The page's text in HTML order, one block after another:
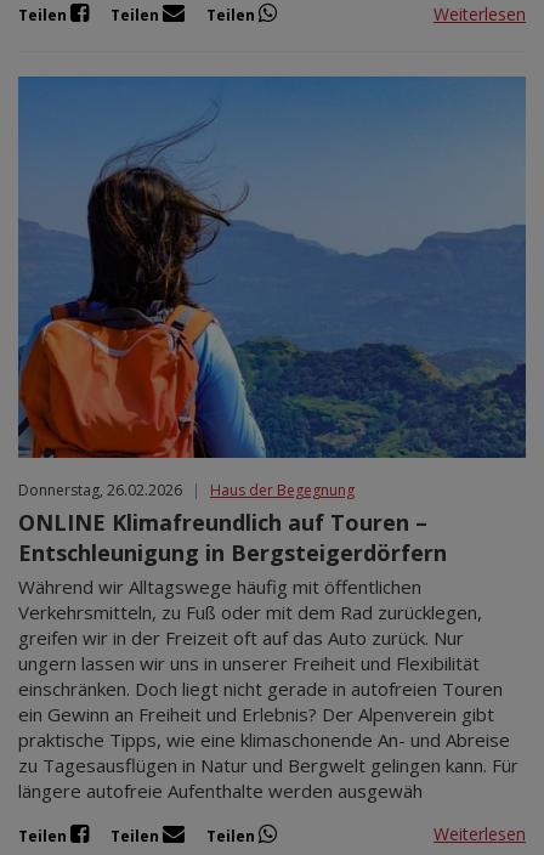
Teilen Teilen Teilen Weiterlesen
Donnerstag, 26.02.2026 | Haus der Begegnung
ONLINE Klimafreundlich auf Touren –
Entschleunigung in Bergsteigerdörfern
Während wir Alltagswege häufig mit öffentlichen
Verkehrsmitteln, zu Fuß oder mit dem Rad zurücklegen,
greifen wir in der Freizeit oft auf das Auto zurück. Nur
ungern lassen wir uns in unserer Freiheit und Flexibilität
einschränken. Doch liegt nicht gerade in autofreien Touren
ein Gewinn an Freiheit und Erlebnis? Der Alpenverein gibt
praktische Tipps, wie eine klimaschonende An- und Abreise
zu Tagesausflügen in Natur und Bergwelt gelingen kann. Für
längere autofreie Aufenthalte werden ausgewäh
Teilen Teilen Teilen Weiterlesen